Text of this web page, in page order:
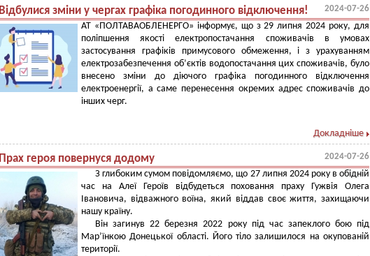
Відбулися зміни у чергах графіка погодинного відключення! 2024-07-26
АТ «ПОЛТАВАОБЛЕНЕРГО» інформує, що з 29 липня 2024 року, для
поліпшення якості електропостачання споживачів в умовах
застосування графіків примусового обмеження, і з урахуванням
електрозабезпечення об’єктів водопостачання цих споживачів, було
внесено зміни до діючого графіка погодинного відключення
електроенергії, а саме перенесення окремих адрес споживачів до
інших черг.
Докладніше
Прах героя повернуся додому 2024-07-26
З глибоким сумом повідомляємо, що 27 липня 2024 року в обідній
час на Алеї Героїв відбудеться поховання праху Гужвія Олега
Івановича, відважного воїна, який віддав своє життя, захищаючи
нашу країну.
Він загинув 22 березня 2022 року під час запеклого бою під
Мар’їнкою Донецької області. Його тіло залишилося на окупованій
території.